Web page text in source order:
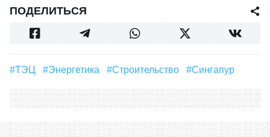
ПОДЕЛИТЬСЯ
#ТЭЦ #Энергетика #строительство #Сингапур